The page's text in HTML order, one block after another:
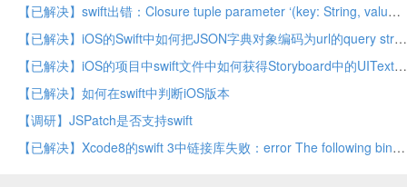
【已解决】swift出错：Closure tuple parameter ‘(key: String, value: Any)’ does not support destructuring with implicit parameters
【已解决】iOS的Swift中如何把JSON字典对象编码为url的query string
【已解决】iOS的项目中swift文件中如何获得Storyboard中的UITextField控件
【已解决】如何在swift中判断iOS版本
【调研】JSPatch是否支持swift
【已解决】Xcode8的swift 3中链接库失败：error The following binaries use incompatible versions of Swift